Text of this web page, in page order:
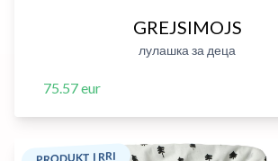
GREJSIMOJS
лулашка за деца
75.57 eur